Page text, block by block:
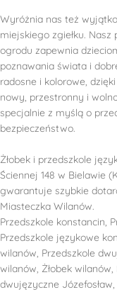
Wyróżnia nas też
miejskiego zgiełku.
ogrodu zapewnia
poznawania świata i
radosne i kolorowe,
nowy, przestronny i
specjalnie z myślą o
bezpieczeństwo.
Żłobek i przedszkole
Ściennej 148 w Bielawie
gwarantuje szybkie
Miasteczka Wilanów.
Przedszkole konstancin,
Przedszkole językowe
wilanów, Przedszkole
wilanów, Żłobek
dwujęzyczne